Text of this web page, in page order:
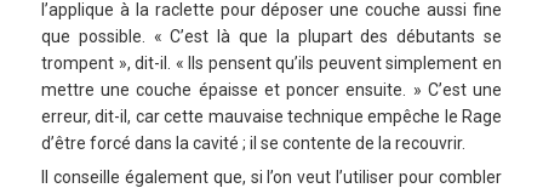
l’applique à la raclette pour déposer une couche aussi fine
que possible. « C’est là que la plupart des débutants se
trompent », dit-il. « Ils pensent qu’ils peuvent simplement en
mettre une couche épaisse et poncer ensuite. » C’est une
erreur, dit-il, car cette mauvaise technique empêche le Rage
d’être forcé dans la cavité ; il se contente de la recouvrir.
Il conseille également que, si l’on veut l’utiliser pour combler